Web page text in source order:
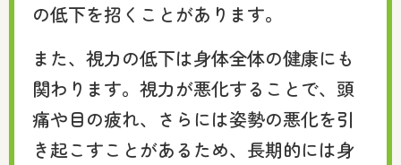
の低下を招くことがあります。
また、視力の低下は身体全体の健康にも
関わります。視力が悪化することで、頭
痛や目の疲れ、さらには姿勢の悪化を引
き起こすことがあるため、長期的には身